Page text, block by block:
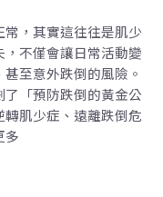
，其實這往往是肌少
不僅會讓日常活動變
至意外跌倒的風險。
「預防跌倒的黃金公
肌少症、遠離跌倒危
多